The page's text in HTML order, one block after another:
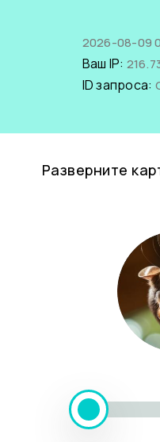
2026-08-09
Ваш IP:
ID запроса:
Разверните